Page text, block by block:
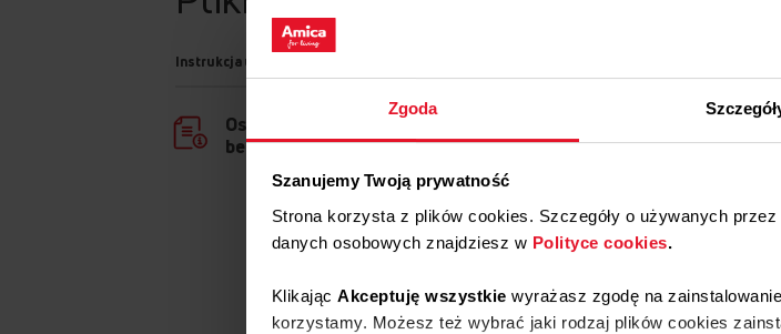
Zgoda
Szanujemy Twoją prywatność
Strona korzysta z plików cookies. Szczegóły o używanych
danych osobowych znajdziesz w Polityce cookies.
Klikając Akceptuję wszystkie wyrażasz zgodę na
korzystamy. Możesz też wybrać jaki rodzaj plików cookies
Instrukcja użytkownika
Ostrzeżenia i informacje dotyczące
bezpieczeństwa
Pobierz